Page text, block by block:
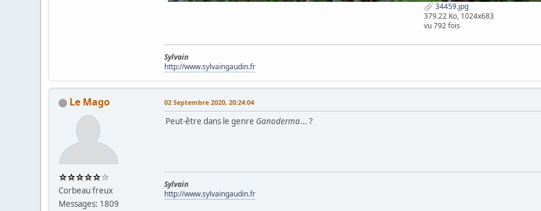
34459.jpg
379.22 Ko, 1024x683
vu 792 fois
Sylvain
http://www.sylvaingaudin.fr
Le Mago
Corbeau freux
Messages: 1809
02 Septembre 2020, 20:24:04
Peut-être dans le genre Ganoderma... ?
Sylvain
http://www.sylvaingaudin.fr